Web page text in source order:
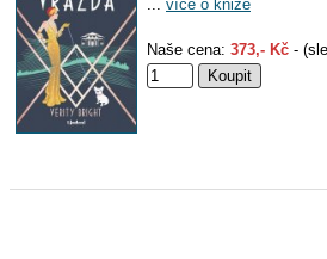
... více o knize
Naše cena: 373,- Kč -